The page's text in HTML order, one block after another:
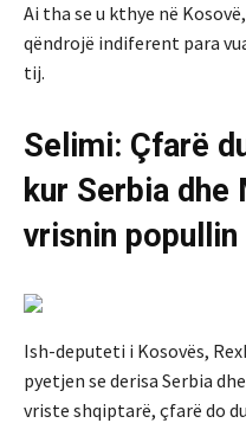
Ai tha se u kthye në
qëndrojë indiferent para
tij.
Selimi: Çfarë
kur Serbia
vrisnin popullin
Ish-deputeti i Kosovës,
pyetjen se derisa Serbia
vriste shqiptarë, çfarë do